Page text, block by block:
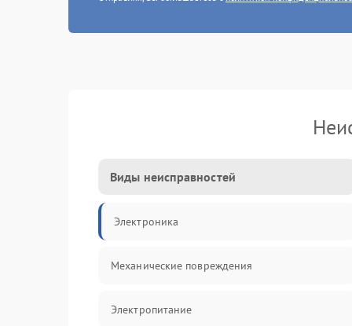
Виды неисправностей
Электроника
Механические повреждения
Электропитание